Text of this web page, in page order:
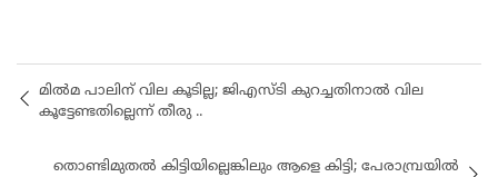
മില്‍മ പാലിന് വില കൂടില്ല; ജിഎസ്ടി കുറച്ചതിനാല്‍ വില
കൂട്ടേണ്ടതില്ലെന്ന് തീരു ..
തൊണ്ടിമുതല്‍ കിട്ടിയില്ലെങ്കിലും ആളെ കിട്ടി; പേരാമ്പ്രയിൽ